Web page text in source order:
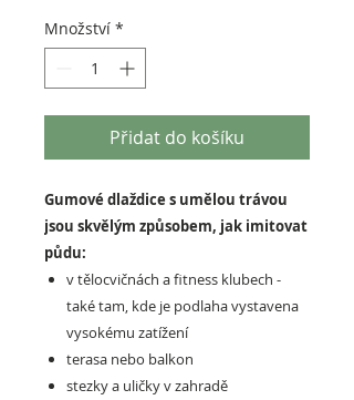
Množství *
Přidat do košíku
Gumové dlaždice s umělou trávou
jsou skvělým způsobem, jak imitovat
půdu:
v tělocvičnách a fitness klubech -
také tam, kde je podlaha vystavena
vysokému zatížení
terasa nebo balkon
stezky a uličky v zahradě